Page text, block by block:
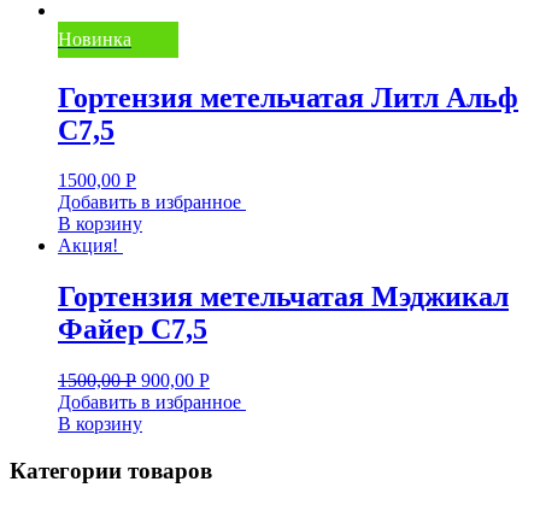
Новинка
Гортензия метельчатая Литл Альф
С7,5
1500,00 Р
Добавить в избранное
В корзину
Акция!
Гортензия метельчатая Мэджикал
Файер C7,5
1500,00Р 900,00 Р
Добавить в избранное
В корзину
Категории товаров